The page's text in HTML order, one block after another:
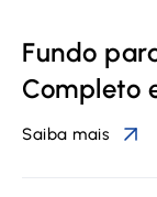
Fundo
Completo
Saiba mais